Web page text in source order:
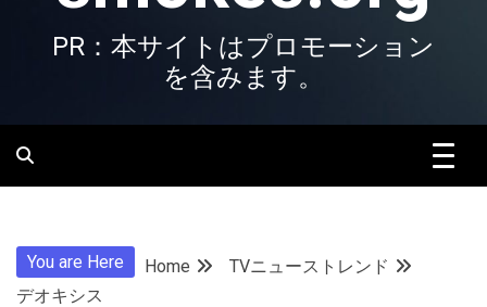
PR：本サイトはプロモーション
を含みます。
You are Here Home
TVニューストレンド
デオキシス